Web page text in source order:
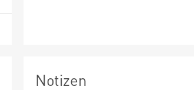
Notizen